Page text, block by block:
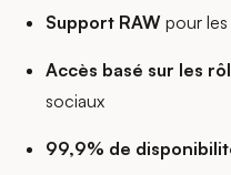
Support RAW pour
Accès basé sur les
sociaux
99,9% de